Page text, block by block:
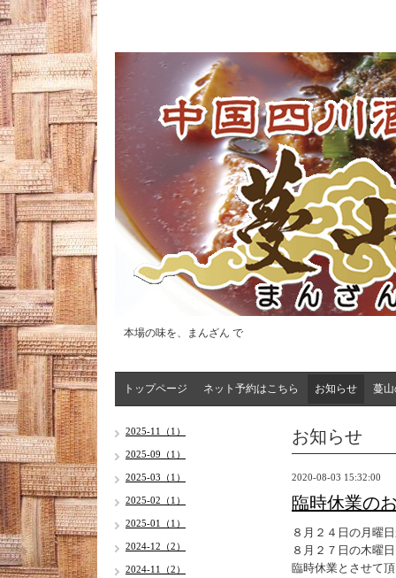
本場の味を、まんざん で
トップページ ネット予約はこちら お知らせ 蔓
お知らせ
2020-08-03 15:32:00
臨時休業の
８月２４日の月曜
８月２７日の木曜
臨時休業とさせて
2025-11（1）
2025-09（1）
2025-03（1）
2025-02（1）
2025-01（1）
2024-12（2）
2024-11（2）